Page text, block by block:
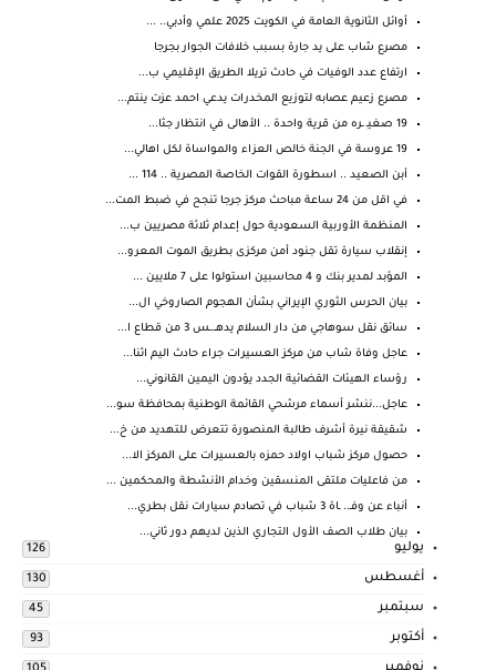
أوائل الثانوية العامة في الكويت 2025 علمي وأدبي.. ...
مصرع شاب على يد جارة بسبب خلافات الجوار بجرجا
ارتفاع عدد الوفيات في حادث تريلا الطريق الإقليمي ب...
مصرع زعيم عصابه لتوزيع المخدرات يدعي احمد عزت ينتم...
19 صغيـ ـره من قرية واحدة .. الأهالى في انتظار جثا...
19 عروسة في الجنة خالص العزاء والمواساة لكل اهالي...
أبن الصعيد .. اسطورة القوات الخاصة المصرية .. 114 ...
في اقل من 24 ساعة مباحث مركز جرجا تنجح في ضبط المت...
المنظمة الأوربية السعودية حول إعدام ثلاثة مصريين ب...
إنقلاب سيارة تقل جنود أمن مركزى بطريق الموت المعرو...
المؤبد لمدير بنك و 4 محاسبين استولوا على 7 ملايين ...
بيان الحرس الثوري الإيراني بشأن الهجوم الصاروخي ال...
سائق نقل سوهاجي من دار السلام يدهــ.ـس 3 من قطاع ا...
عاجل وفاة شاب من مركز العسيرات جراء حادث اليم اثنا...
رؤساء الهيئات القضائية الجدد يؤدون اليمين القانوني...
عاجل...ننشر أسماء مرشحي القائمة الوطنية بمحافظة سو...
شقيقة نيرة أشرف طالبة المنصورة تتعرض للتهديد من خ...
حصول مركز شباب اولاد حمزه بالعسيرات على المركز الا...
من فاعليات ملتقى المنسقين وخدام الأنشطة والمحكمين ...
أنباء عن وفـ.. ـاة 3 شباب في تصادم سيارات نقل بطري...
بيان طلاب الصف الأول التجاري الذين لديهم دور ثاني...
يوليو 126
أغسطس 130
سبتمبر 45
أكتوبر 93